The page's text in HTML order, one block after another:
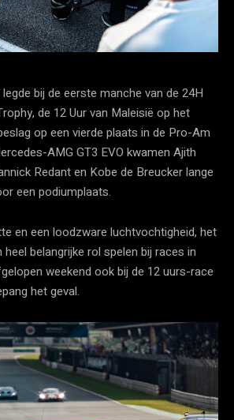
bij de eerste manche van de 24H
de 12 Uur van Maleisië op het
op een vierde plaats in de Pro-Am
AMG GT3 EVO kwamen Ajith
Redant en Kobe de Breucker lange
een podiumplaats.
en een loodzware luchtvochtigheid, het
belangrijke rol spelen bij races in
weekend ook bij de 12 uurs-race
het geval.